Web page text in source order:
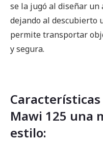
se la jugó al diseñar
dejando al descubierto
permite transportar
y segura.
Mawi 125 una
estilo: